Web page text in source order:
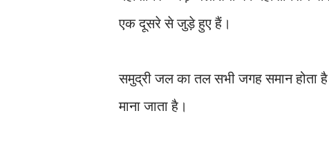
एक दूसरे से जुड़े हुए हैं।
समुद्री जल का तल सभी जगह समान होता
माना जाता है।